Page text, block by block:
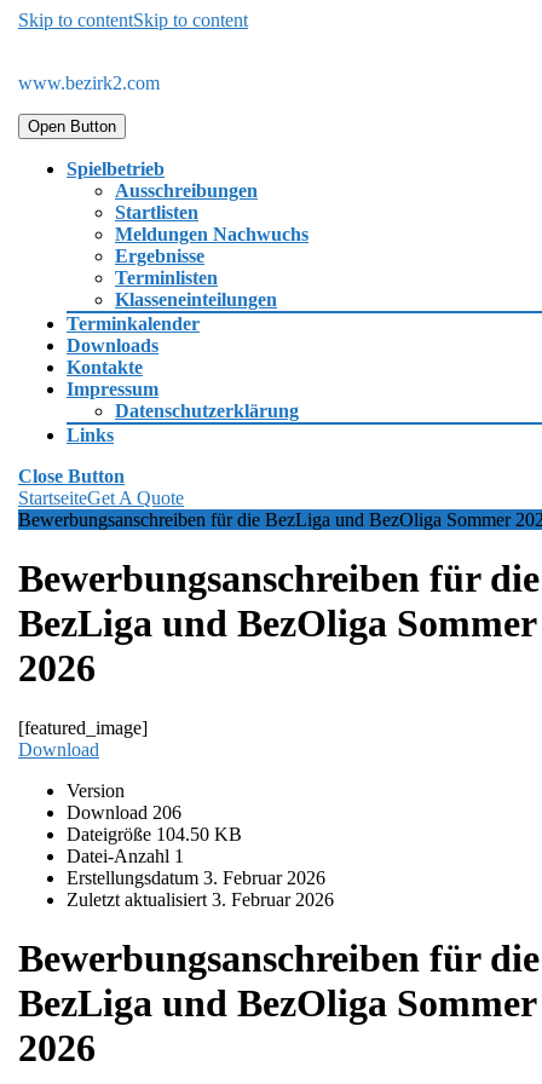
Skip to contentSkip to content
www.bezirk2.com
Open Button
Spielbetrieb
Ausschreibungen
Startlisten
Meldungen Nachwuchs
Ergebnisse
Terminlisten
Klasseneinteilungen
Terminkalender
Downloads
Kontakte
Impressum
Datenschutzerklärung
Links
Close Button
StartseiteGet A Quote
Bewerbungsanschreiben für die BezLiga und BezOliga Sommer
Bewerbungsanschreiben für die
BezLiga und BezOliga Sommer
2026
[featured_image]
Download
Version
Download 206
Dateigröße 104.50 KB
Datei-Anzahl 1
Erstellungsdatum 3. Februar 2026
Zuletzt aktualisiert 3. Februar 2026
Bewerbungsanschreiben für die
BezLiga und BezOliga Sommer
2026